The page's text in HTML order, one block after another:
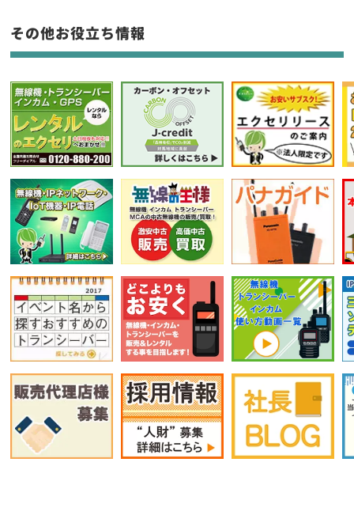
フリーワード入力(製品名等)
選択条件をリセット
その他お役立ち情報